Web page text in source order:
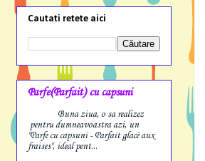
Cautati retete aici
Parfe(Parfait) cu capsuni
Buna ziua, o sa realizez
pentru dumneavoastra azi, un
"Parfe cu capsuni - Parfait glacé aux
fraises", ideal pent...